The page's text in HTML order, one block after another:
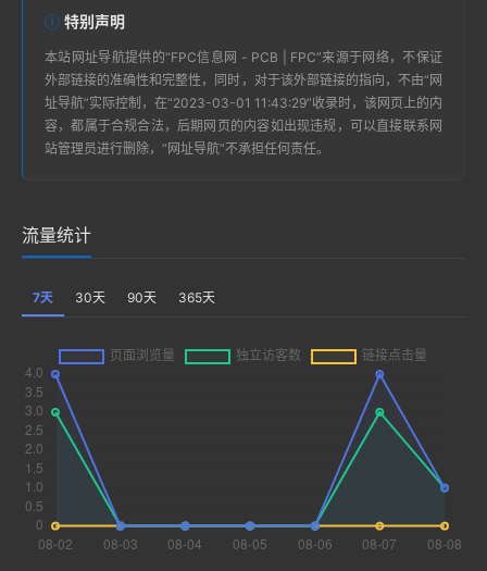
特别声明
本站网址导航提供的“FPC信息网 - PCB | FPC”来源于网络，不保证
外部链接的准确性和完整性，同时，对于该外部链接的指向，不由“网
址导航”实际控制，在“2023-03-01 11:43:29”收录时，该网页上的内
容，都属于合规合法，后期网页的内容如出现违规，可以直接联系网
站管理员进行删除，“网址导航”不承担任何责任。
流量统计
7天 30天 90天 365天